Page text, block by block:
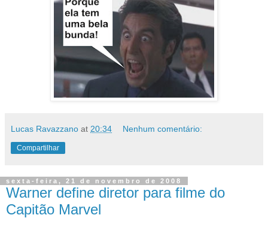
Lucas Ravazzano at 20:34 Nenhum comentário:
Compartilhar
sexta-feira, 21 de novembro de 2008
Warner define diretor para filme do
Capitão Marvel